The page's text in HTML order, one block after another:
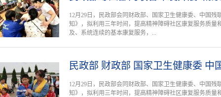
12月29日，民政部会同财政部、国家卫生健康委、中国残
知》，拟利用三年时间，提高精神障碍社区康复服务质量
及、系统连续的基本康复服务，...
民政部 财政部 国家卫生健康委 中
12月29日，民政部会同财政部、国家卫生健康委、中国残
知》，拟利用三年时间，提高精神障碍社区康复服务质量